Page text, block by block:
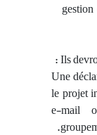
Ils
Une
le projet
e-mail